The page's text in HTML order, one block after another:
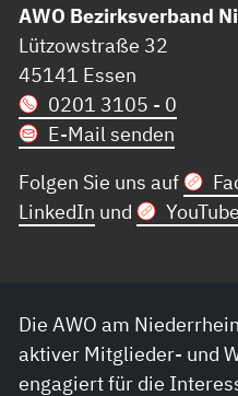
AWO Bezirksverband
Lützowstraße 32
45141 Essen
0201 3105 - 0
E-Mail senden
Folgen Sie uns auf
LinkedIn und YouTube
Die AWO am
aktiver Mitglieder- und
engagiert für die